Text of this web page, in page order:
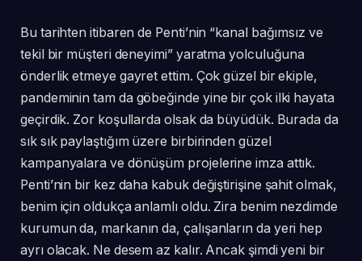
Bu tarihten itibaren de Penti’nin “kanal bağımsız ve
tekil bir müşteri deneyimi” yaratma yolculuğuna
önderlik etmeye gayret ettim. Çok güzel bir ekiple,
pandeminin tam da göbeğinde yine bir çok ilki hayata
geçirdik. Zor koşullarda olsak da büyüdük. Burada da
sık sık paylaştığım üzere birbirinden güzel
kampanyalara ve dönüşüm projelerine imza attık.
Penti’nin bir kez daha kabuk değiştirişine şahit olmak,
benim için oldukça anlamlı oldu. Zira benim nezdimde
kurumun da, markanın da, çalışanların da yeri hep
ayrı olacak. Ne desem az kalır. Ancak şimdi yeni bir